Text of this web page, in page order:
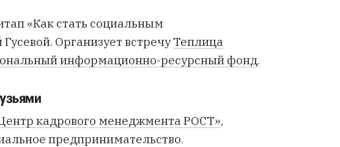
«Как стать социальным
Организует встречуТеплица
информационно-ресурсный фонд.
кадрового менеджмента РОСТ»,
предпринимательство.